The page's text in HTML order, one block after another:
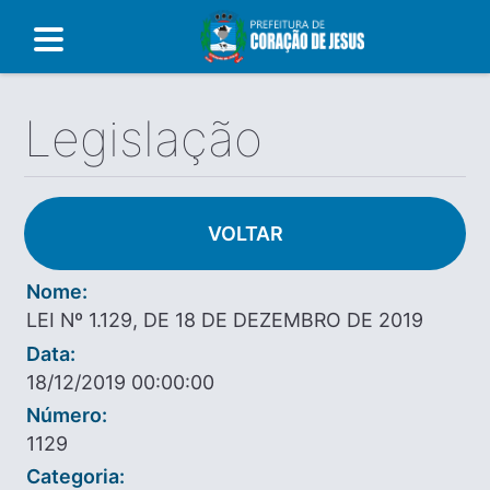
Legislação
VOLTAR
Nome:
LEI Nº 1.129, DE 18 DE DEZEMBRO DE 2019
Data:
18/12/2019 00:00:00
Número:
1129
Categoria: